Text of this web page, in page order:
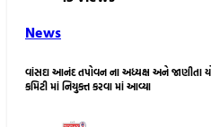
News
વાંસદા આનંદ તપોવન ના અધ્યક્ષ અને જાણીતા
કમિટી માં નિયુક્ત કરવા માં આવ્યા